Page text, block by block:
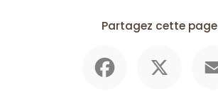
Partagez cette page